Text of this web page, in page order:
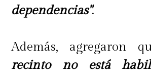
dependencias".
Además, agregaron
recinto no está